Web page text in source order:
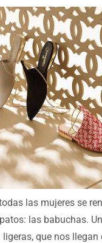
las mujeres se
las babuchas.
que nos llegan